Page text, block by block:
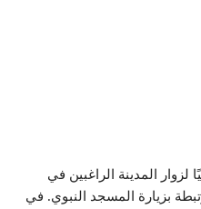
لزوار المدينة الراغبين في
بزيارة المسجد النبوي. في